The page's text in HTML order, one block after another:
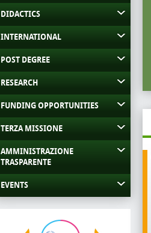
DIDACTICS
INTERNATIONAL
POST DEGREE
RESEARCH
FUNDING OPPORTUNITIES
TERZA MISSIONE
AMMINISTRAZIONE
TRASPARENTE
EVENTS